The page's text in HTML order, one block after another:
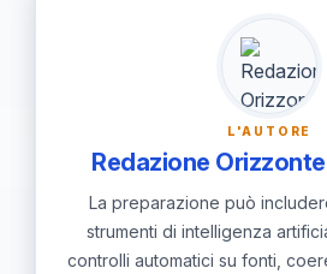
trasparenza le attività
L'AUTORE
Redazione
La preparazione può
strumenti di intelligenza
controlli automatici su fonti,